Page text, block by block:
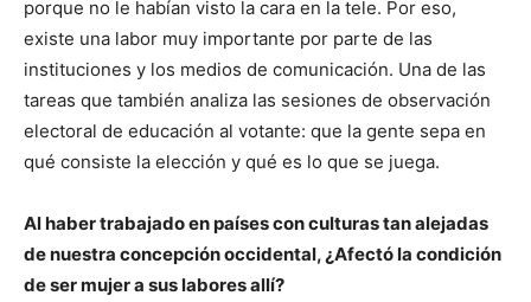
porque no le habían visto la cara en la tele. Por eso,
existe una labor muy importante por parte de las
instituciones y los medios de comunicación. Una de las
tareas que también analiza las sesiones de observación
electoral de educación al votante: que la gente sepa en
qué consiste la elección y qué es lo que se juega.
Al haber trabajado en países con culturas tan alejadas
de nuestra concepción occidental, ¿Afectó la condición
de ser mujer a sus labores allí?